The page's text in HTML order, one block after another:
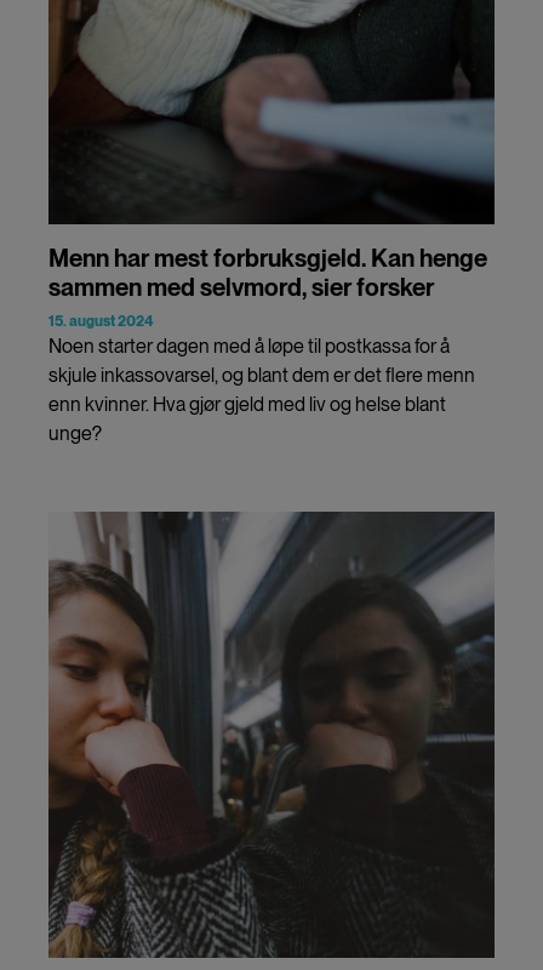
Menn har mest forbruksgjeld. Kan henge
sammen med selvmord, sier forsker
15. august 2024
Noen starter dagen med å løpe til postkassa for å
skjule inkassovarsel, og blant dem er det flere menn
enn kvinner. Hva gjør gjeld med liv og helse blant
unge?